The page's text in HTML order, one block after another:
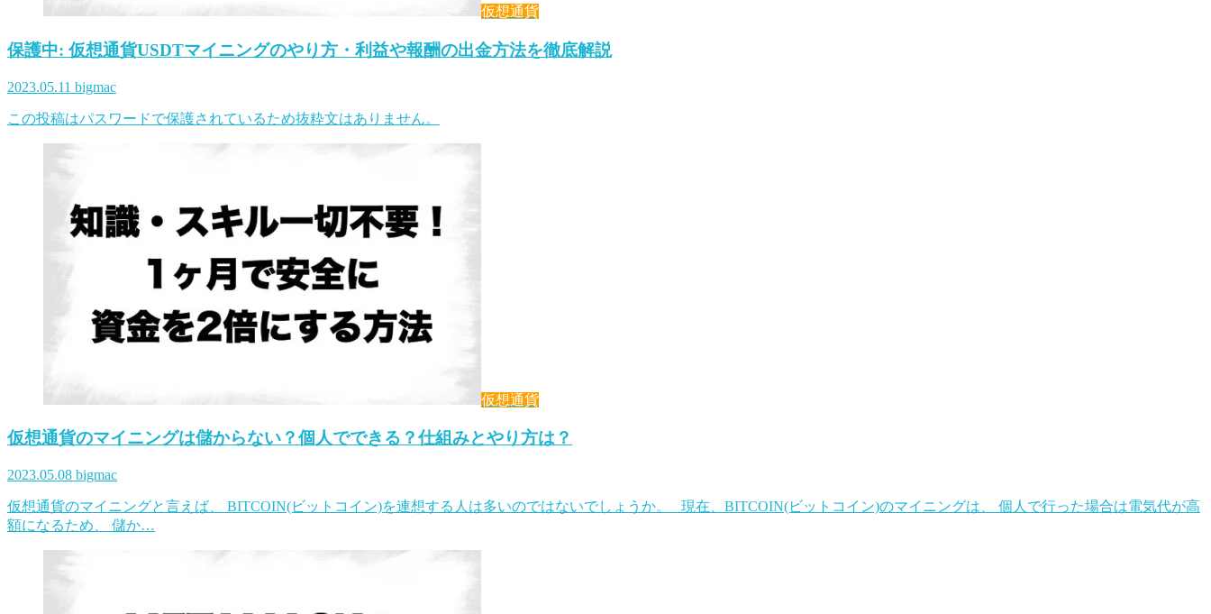
仮想通貨
保護中: 仮想通貨USDTマイニングのやり方・利益や報酬の出金方法を徹底解説
2023.05.11 bigmac
この投稿はパスワードで保護されているため抜粋文はありません。
仮想通貨
仮想通貨のマイニングは儲からない？個人でできる？仕組みとやり方は？
2023.05.08 bigmac
仮想通貨のマイニングと言えば、 BITCOIN(ビットコイン)を連想する人は多いのではないでしょうか。 現在、BITCOIN(ビットコイン)のマイニングは、 個人で行った場合は電気代が高
額になるため、 儲か…